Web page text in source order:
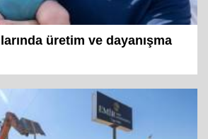
üretim ve dayanışma